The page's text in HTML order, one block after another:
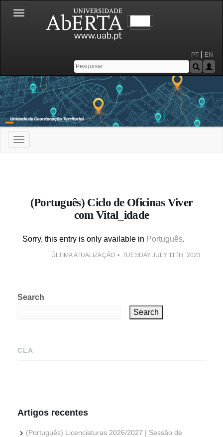
Toggle
navigation
PT EN
Toggle
navigation
(Português) Ciclo de Oficinas Viver
com Vital_idade
Sorry, this entry is only available in Português.
ÚLTIMA ATUALIZAÇÃO TUESDAY JULY 11TH, 2023
Search
Search
CLA
Artigos recentes
(Português) Licenciaturas 2026/2027 | Sessão de